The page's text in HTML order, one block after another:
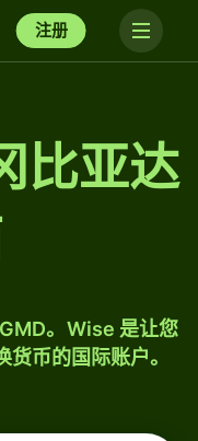
注册
比亚达
。Wise 是让您
币的国际账户。